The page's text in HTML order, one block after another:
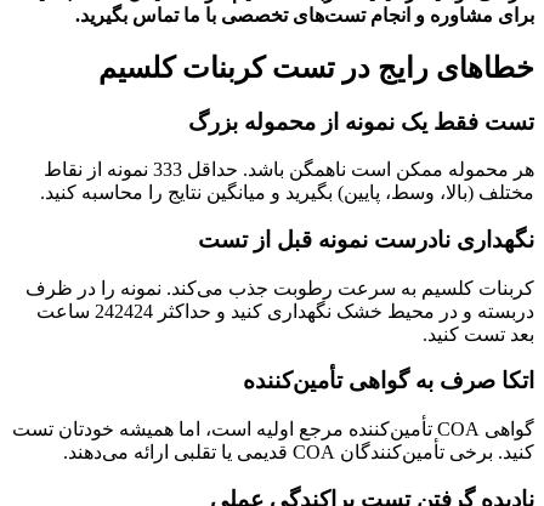
برای مشاوره و انجام تست‌های تخصصی با ما تماس بگیرید.
خطاهای رایج در تست کربنات کلسیم
تست فقط یک نمونه از محموله بزرگ
هر محموله ممکن است ناهمگن باشد. حداقل 333
نمونه از نقاط
مختلف (بالا، وسط، پایین) بگیرید و میانگین نتایج را محاسبه کنید.
نگهداری نادرست نمونه قبل از تست
کربنات کلسیم به سرعت رطوبت جذب می‌کند. نمونه را در ظرف
دربسته و در محیط خشک نگهداری کنید و حداکثر
242424
ساعت
بعد تست کنید.
اتکا صرف به گواهی تأمین‌کننده
گواهی COA تأمین‌کننده مرجع اولیه است، اما همیشه خودتان تست
کنید. برخی تأمین‌کنندگان COA قدیمی یا تقلبی ارائه می‌دهند.
نادیده گرفتن تست پراکندگی عملی